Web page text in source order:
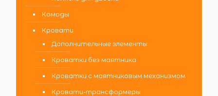
Комоды
Кровати
Дополнительные элементы
Кроватки без маятника
Кроватки с маятниковым механизмом
Кровати-трансформеры